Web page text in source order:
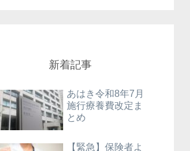
新着記事
あはき令和8年7月
施行療養費改定ま
とめ
【緊急】保険者よ